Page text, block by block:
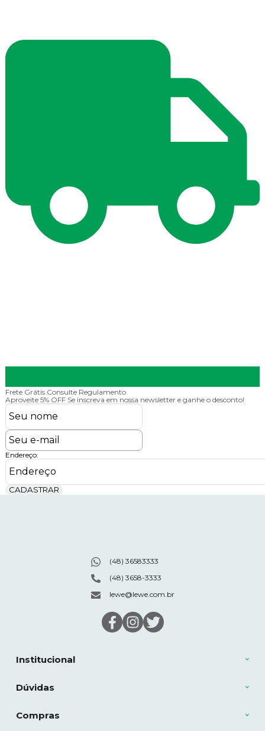
Frete Grátis Consulte Regulamento
Aproveite 5% OFF Se inscreva em nossa newsletter e ganhe o desconto!
Endereço:
CADASTRAR
Institucional
Dúvidas
Compras
(48) 36583333
(48) 3658-3333
lewe@lewe.com.br